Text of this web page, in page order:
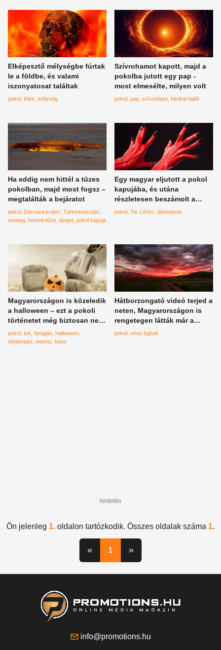
Elképesztő mélységbe fúrtak
le a földbe, és valami
iszonyatosat találtak
pokol lélek mélység
Szívrohamot kapott, majd a
pokolba jutott egy pap -
most elmesélte, milyen volt
pokol pap szívroham klinikai halál
Ha eddig nem hittél a tüzes
pokolban, majd most fogsz –
megtalálták a bejáratot
pokol Darvaza kráter Türkmenisztán
sivatag homokdűne lángol pokol kapuja
Egy magyar eljutott a pokol
kapujába, és utána
részletesen beszámolt a
látomásairól
pokol Tar Lőrinc látomások
Magyarországon is közeledik
a halloween – ezt a pokoli
történetet még biztosan nem
ismered erről az ünnepről
pokol tok faragás halloween
töklámpás menny Isten
Hátborzongató videó terjed a
neten, Magyarországon is
rengetegen látták már a
pokoli felvételeket
pokol virus égbolt
hirdetés
Ön jelenleg 1. oldalon tartózkodik. Összes oldalak száma 1.
« 1 »
info@promotions.hu